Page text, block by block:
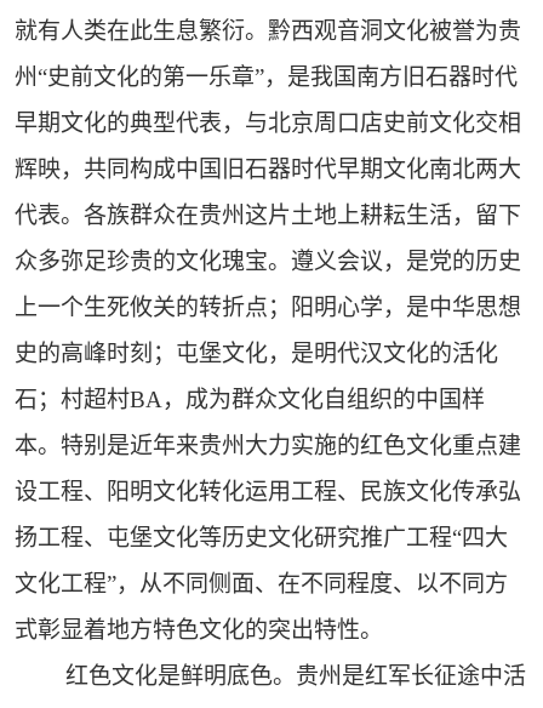
就有人类在此生息繁衍。黔西观音洞文化被誉为贵
州“史前文化的第一乐章”，是我国南方旧石器时代
早期文化的典型代表，与北京周口店史前文化交相
辉映，共同构成中国旧石器时代早期文化南北两大
代表。各族群众在贵州这片土地上耕耘生活，留下
众多弥足珍贵的文化瑰宝。遵义会议，是党的历史
上一个生死攸关的转折点；阳明心学，是中华思想
史的高峰时刻；屯堡文化，是明代汉文化的活化
石；村超村BA，成为群众文化自组织的中国样
本。特别是近年来贵州大力实施的红色文化重点建
设工程、阳明文化转化运用工程、民族文化传承弘
扬工程、屯堡文化等历史文化研究推广工程“四大
文化工程”，从不同侧面、在不同程度、以不同方
式彰显着地方特色文化的突出特性。
红色文化是鲜明底色。贵州是红军长征途中活